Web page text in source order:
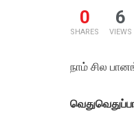
0
SHARES
6
VIEWS
நாம் சில